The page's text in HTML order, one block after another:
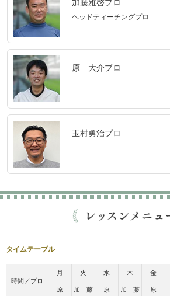
加藤雅啓プロ
ヘッドティーチングプロ
原 大介プロ
玉村勇治プロ
タイムテーブル
時間／プロ
月 火 水 木
金
原 加 藤 原 加 藤 原